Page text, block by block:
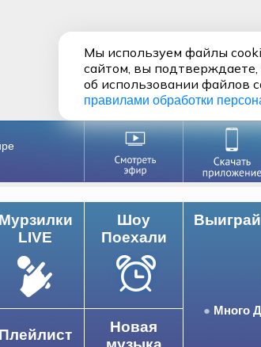
Много
Мурзилки
LIVE
Шоу
Поехали
Плейлист
Новая
Мы используем файлы
сайтом, вы
об использовании файлов
правилами обработки